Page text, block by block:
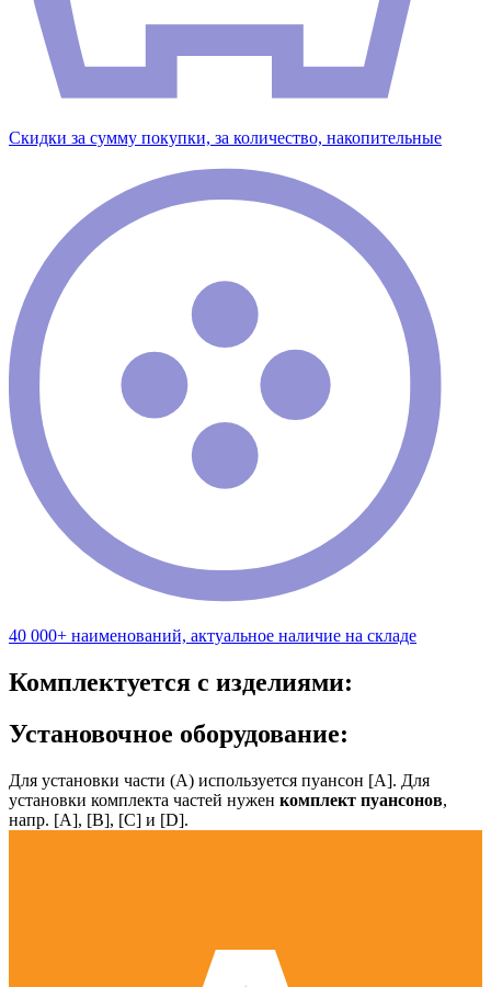
Скидки за сумму покупки, за количество, накопительные
40 000+ наименований, актуальное наличие на складе
Комплектуется с изделиями:
Установочное оборудование:
Для установки части (А) используется пуансон [А]. Для
установки комплекта частей нужен комплект пуансонов,
напр. [А], [B], [С] и [D].